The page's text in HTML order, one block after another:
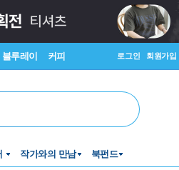
블루레이 커피 로그인 회원가입
작가와의 만남 북펀드